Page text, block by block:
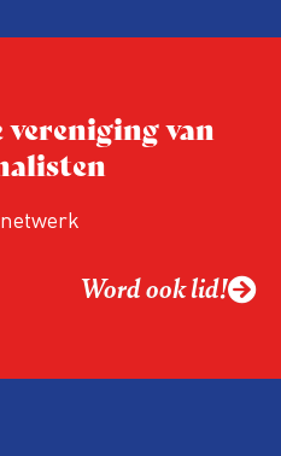
de ontvanger
nieuwe verzuiling?
omgaan met
macht?
van
Word ook lid!